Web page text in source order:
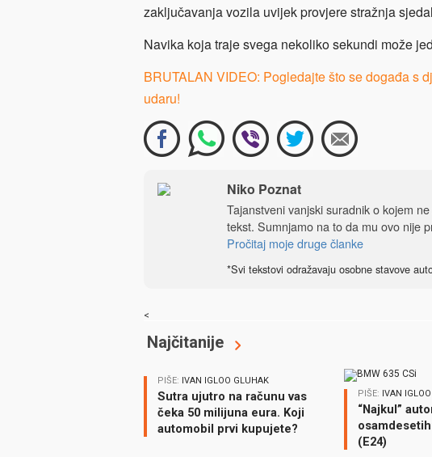
zaključavanja vozila uvijek provjere stražnja
Navika koja traje svega nekoliko sekundi može
BRUTALAN VIDEO: Pogledajte što se događa s
udaru!
Niko Poznat
Tajanstveni vanjski suradnik o kojem
tekst. Sumnjamo na to da mu ovo nije
Pročitaj moje druge članke
*Svi tekstovi odražavaju osobne stavove
<
Najčitanije
PIŠE: IVAN IGLOO GLUHAK
Sutra ujutro na računu vas
čeka 50 milijuna eura. Koji
automobil prvi kupujete?
PIŠE: IVAN
“Najkul”
(E24)